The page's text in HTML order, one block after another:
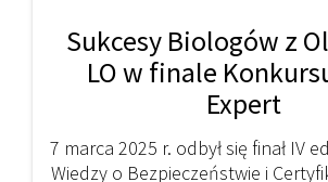
Sukcesy Biologów z
LO w finale
Expert
7 marca 2025 r. odbył się finał IV
Wiedzy o Bezpieczeństwie i